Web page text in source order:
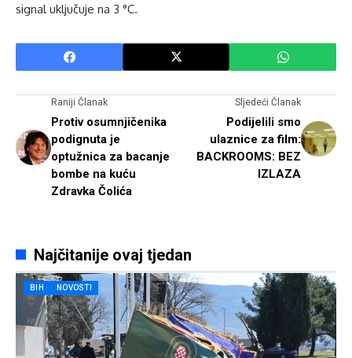
signal uključuje na 3 °C.
Raniji Članak
Protiv osumnjičenika
podignuta je
optužnica za bacanje
bombe na kuću
Zdravka Čolića
Sljedeći Članak
Podijelili smo
ulaznice za film:
BACKROOMS: BEZ
IZLAZA
Najčitanije ovaj tjedan
BIH NOVOSTI